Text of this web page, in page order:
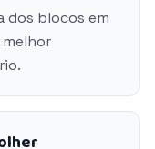
dos blocos em
melhor